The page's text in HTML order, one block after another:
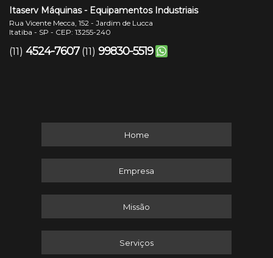
Itaserv Máquinas - Equipamentos Industriais
Rua Vicente Mecca, 152 - Jardim de Lucca
Itatiba - SP - CEP: 13255-240
(11) 4524-7607 (11) 99830-5519
Home
Empresa
Missão
Serviços